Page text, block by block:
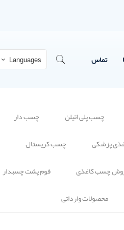
تماس Languages
چسب پلی اتیلن چسب دار
پزشکی چسب کریستال
چسب کاغذی فوم پشت چسبدار
محصولات وارداتی